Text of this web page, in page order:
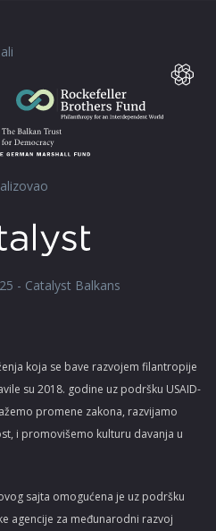
- Catalyst Balkans
koja se bave razvojem filantropije
su 2018. godine uz podršku USAID-
promene zakona, razvijamo
i promovišemo kulturu davanja u
sajta omogućena je uz podršku
agencije za međunarodni razvoj